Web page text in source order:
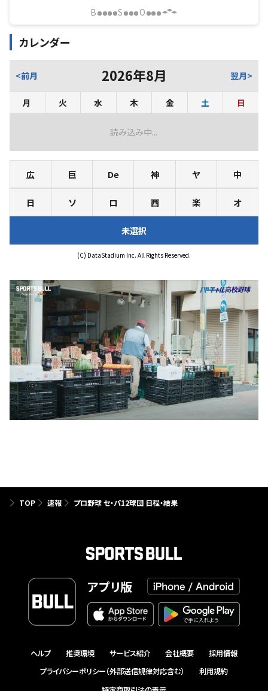
B S O
カレンダー
<前月 2026年8月 翌月>
月 火 水 木 金 土 日
読み込み中...
広 巨 De 神 ヤ 中
日 ソ ロ 西 楽 オ
未選択
(C) DataStadium Inc. All Rights Reserved.
TOP 速報 プロ野球 セ・パ12球団 日程・結果
アプリ版
ヘルプ 推奨環境 サービス紹介 会社概要
採用情報
プライバシーポリシー（外部送信規律対応含む）
利用規約